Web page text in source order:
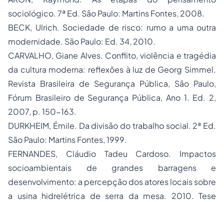
sociológico. 7ª Ed. São Paulo: Martins Fontes, 2008.
BECK, Ulrich. Sociedade de risco: rumo a uma outra
modernidade. São Paulo: Ed. 34, 2010.
CARVALHO, Giane Alves. Conflito,violência e tragédia
da cultura moderna: reflexões à luz de Georg Simmel.
Revista Brasileira de Segurança Pública, São Paulo,
Fórum Brasileiro de Segurança Pública, Ano 1. Ed. 2,
2007, p. 150-163.
DURKHEIM, Émile. Da divisão do trabalho social. 2ª Ed.
São Paulo: Martins Fontes, 1999.
FERNANDES, Cláudio Tadeu Cardoso. Impactos
socioambientais de grandes barragens e
desenvolvimento: a percepção dos atores locais sobre
a usina hidrelétrica de serra da mesa. 2010. Tese